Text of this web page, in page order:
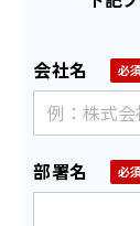
会社名
部署名